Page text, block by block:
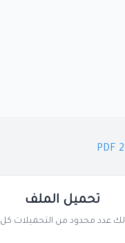
تحميل الملف
عدد محدود من التحميلات كل 24 ساعة